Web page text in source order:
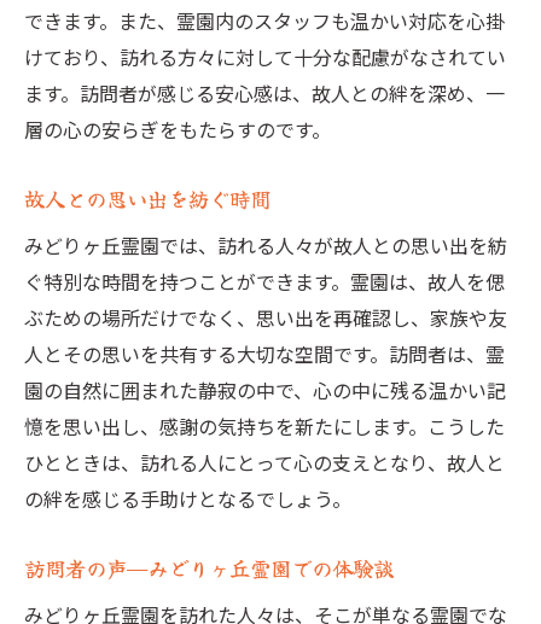
できます。また、霊園内のスタッフも温かい対応を心掛
けており、訪れる方々に対して十分な配慮がなされてい
ます。訪問者が感じる安心感は、故人との絆を深め、一
層の心の安らぎをもたらすのです。
故人との思い出を紡ぐ時間
みどりヶ丘霊園では、訪れる人々が故人との思い出を紡
ぐ特別な時間を持つことができます。霊園は、故人を偲
ぶための場所だけでなく、思い出を再確認し、家族や友
人とその思いを共有する大切な空間です。訪問者は、霊
園の自然に囲まれた静寂の中で、心の中に残る温かい記
憶を思い出し、感謝の気持ちを新たにします。こうした
ひとときは、訪れる人にとって心の支えとなり、故人と
の絆を感じる手助けとなるでしょう。
訪問者の声—みどりヶ丘霊園での体験談
みどりヶ丘霊園を訪れた人々は、そこが単なる霊園でな